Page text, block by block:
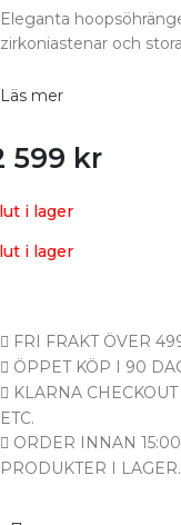
Eleganta
zirkoniastenar och
Läs mer
599 kr
i lager
i lager
FRI FRAKT ÖVER
ÖPPET KÖP I 90
KLARNA
ETC.
ORDER INNAN
PRODUKTER I LAGER.